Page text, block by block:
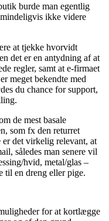
burde man egentlig
ikke videre
at tjekke hvorvidt
det er en antydning af at
regler, samt at e-firmaet
meget bekendte med
du chance for support,
de mest basale
som fx den returret
det virkelig relevant, at
således man senere vil
hvid, metal/glas –
til en dreng eller pige.
for at kortlægge